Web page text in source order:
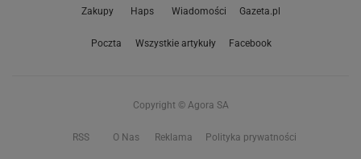
Zakupy Haps Wiadomości Gazeta.pl
Poczta Wszystkie artykuły Facebook
Copyright © Agora SA
RSS O Nas Reklama Polityka prywatności